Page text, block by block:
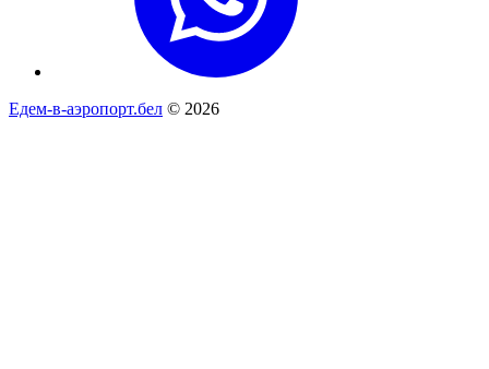
Едем-в-аэропорт.бел © 2026